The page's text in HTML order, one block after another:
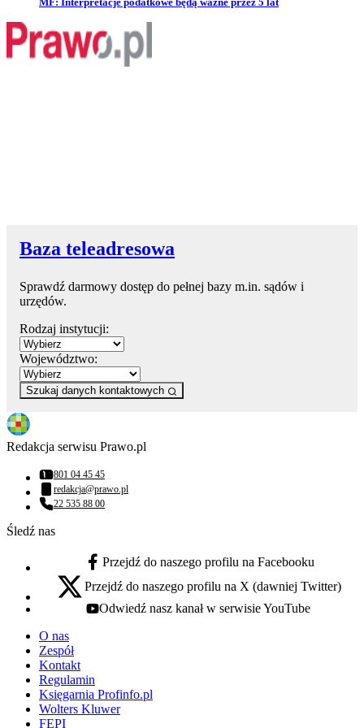
Baza teleadresowa
Sprawdź darmowy dostęp do pełnej bazy m.in. sądów i
urzędów.
Rodzaj instytucji:
Województwo:
Szukaj danych kontaktowych
Redakcja serwisu Prawo.pl
Numer telefonu:
801 04 45 45
Adres email:
redakcja@prawo.pl
Numer telefonu:
22 535 88 00
Śledź nas
facebook - otwiera się w nowej karcie
Przejdź do naszego profilu na Facebooku
x - otwiera się w nowej karcie
Przejdź do naszego profilu na X (dawniej Twitter)
youtube - otwiera się w nowej karcie
Odwiedź nasz kanał w serwisie YouTube
O nas
Zespół
Kontakt
Regulamin
Księgarnia Profinfo.pl
Wolters Kluwer
FEPI